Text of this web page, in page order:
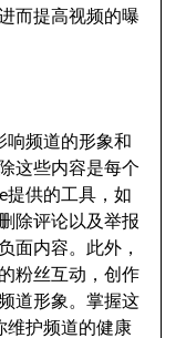
而提高视频的曝
响频道的形象和
这些内容是每个
提供的工具，如
除评论以及举报
面内容。此外，
粉丝互动，创作
道形象。掌握这
维护频道的健康